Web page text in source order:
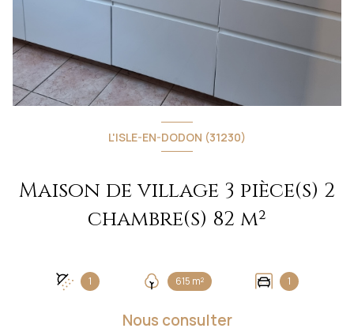
L'ISLE-EN-DODON (31230)
Maison de village 3 pièce(s) 2
chambre(s) 82 m²
1 615 m² 1
Nous consulter